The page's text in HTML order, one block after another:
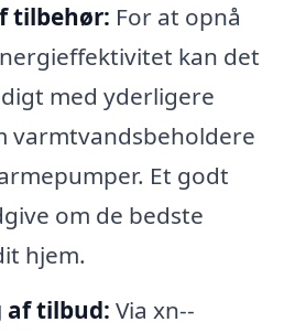
tilbehør: For at opnå
kan det
med yderligere
varmtvandsbeholdere
Et godt
om de bedste
hjem.
tilbud: Via xn--